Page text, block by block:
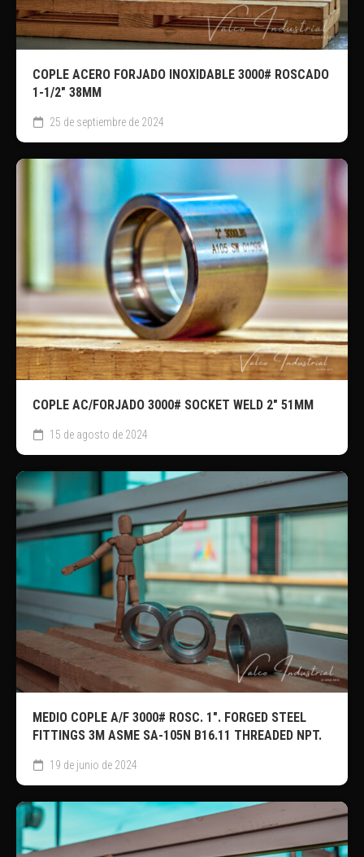
COPLE ACERO FORJADO INOXIDABLE 3000# ROSCADO
1-1/2″ 38MM
25 de septiembre de 2024
COPLE AC/FORJADO 3000# SOCKET WELD 2″ 51MM
15 de agosto de 2024
MEDIO COPLE A/F 3000# ROSC. 1″. FORGED STEEL
FITTINGS 3M ASME SA-105N B16.11 THREADED NPT.
19 de junio de 2024